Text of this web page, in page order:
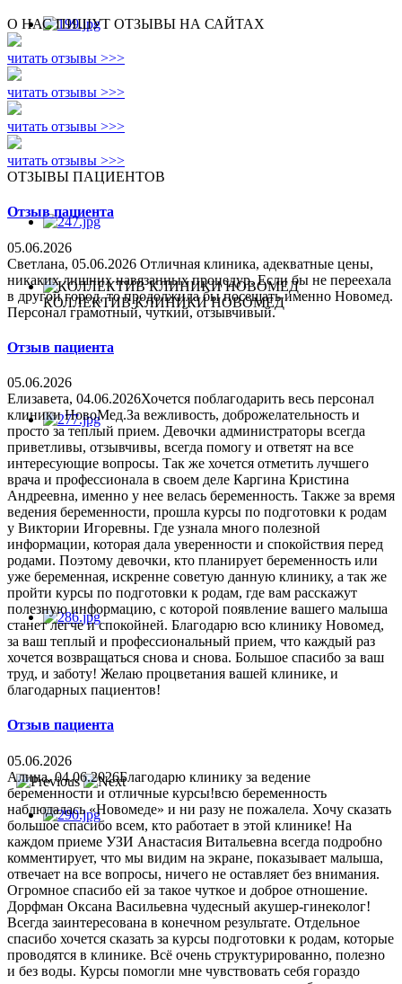
КОЛЛЕКТИВ КЛИНИКИ НОВОМЕД
О НАС ПИШУТ ОТЗЫВЫ НА САЙТАХ
читать отзывы >>>
читать отзывы >>>
читать отзывы >>>
читать отзывы >>>
ОТЗЫВЫ ПАЦИЕНТОВ
Отзыв пациента
05.06.2026
Светлана, 05.06.2026 Отличная клиника, адекватные цены,
никаких лишних навязанных процедур. Если бы не переехала
в другой город, то продолжила бы посещать именно Новомед.
Персонал грамотный, чуткий, отзывчивый.
Отзыв пациента
05.06.2026
Елизавета, 04.06.2026Хочется поблагодарить весь персонал
клиники НовоМед.За вежливость, доброжелательность и
просто за теплый прием. Девочки администраторы всегда
приветливы, отзывчивы, всегда помогу и ответят на все
интересующие вопросы. Так же хочется отметить лучшего
врача и профессионала в своем деле Каргина Кристина
Андреевна, именно у нее велась беременность. Также за время
ведения беременности, прошла курсы по подготовки к родам
у Виктории Игоревны. Где узнала много полезной
информации, которая дала уверенности и спокойствия перед
родами. Поэтому девочки, кто планирует беременность или
уже беременная, искренне советую данную клинику, а так же
пройти курсы по подготовки к родам, где вам расскажут
полезную информацию, с которой появление вашего малыша
станет легче и спокойней. Благодарю всю клинику Новомед,
за ваш теплый и профессиональный прием, что каждый раз
хочется возвращаться снова и снова. Большое спасибо за ваш
труд, и заботу! Желаю процветания вашей клинике, и
благодарных пациентов!
Отзыв пациента
05.06.2026
Алина, 04.06.2026Благодарю клинику за ведение
беременности и отличные курсы!всю беременность
наблюдалась «Новомеде» и ни разу не пожалела. Хочу сказать
большое спасибо всем, кто работает в этой клинике! На
каждом приеме УЗИ Анастасия Витальевна всегда подробно
комментирует, что мы видим на экране, показывает малыша,
отвечает на все вопросы, ничего не оставляет без внимания.
Огромное спасибо ей за такое чуткое и доброе отношение.
Дорфман Оксана Васильевна чудесный акушер-гинеколог!
Всегда заинтересована в конечном результате. Отдельное
спасибо хочется сказать за курсы подготовки к родам, которые
проводятся в клинике. Всё очень структурированно, полезно
и без воды. Курсы помогли мне чувствовать себя гораздо